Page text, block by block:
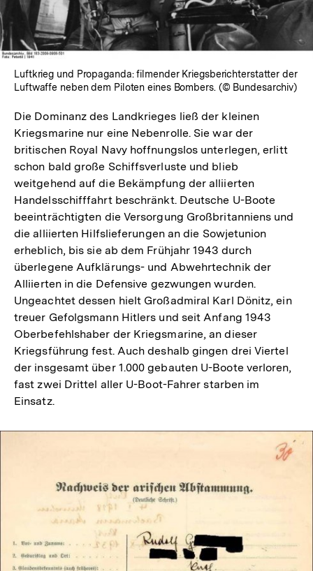
Luftkrieg und Propaganda: filmender Kriegsberichterstatter der
Luftwaffe neben dem Piloten eines Bombers. (© Bundesarchiv)
Die Dominanz des Landkrieges ließ der kleinen
Kriegsmarine nur eine Nebenrolle. Sie war der
britischen Royal Navy hoffnungslos unterlegen, erlitt
schon bald große Schiffsverluste und blieb
weitgehend auf die Bekämpfung der alliierten
Handelsschifffahrt beschränkt. Deutsche U-Boote
beeinträchtigten die Versorgung Großbritanniens und
die alliierten Hilfslieferungen an die Sowjetunion
erheblich, bis sie ab dem Frühjahr 1943 durch
überlegene Aufklärungs- und Abwehrtechnik der
Alliierten in die Defensive gezwungen wurden.
Ungeachtet dessen hielt Großadmiral Karl Dönitz, ein
treuer Gefolgsmann Hitlers und seit Anfang 1943
Oberbefehlshaber der Kriegsmarine, an dieser
Kriegsführung fest. Auch deshalb gingen drei Viertel
der insgesamt über 1.000 gebauten U-Boote verloren,
fast zwei Drittel aller U-Boot-Fahrer starben im
Einsatz.